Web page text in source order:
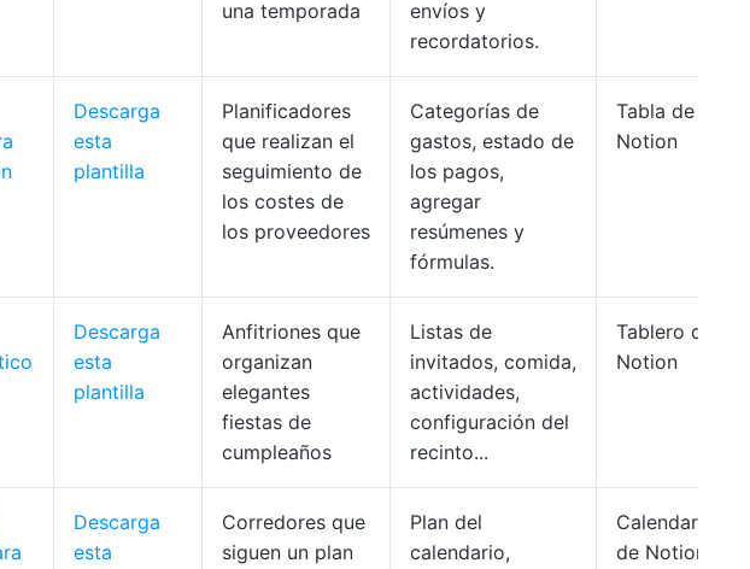
una temporada
envíos y
recordatorios.
Descarga
esta
plantilla
Planificadores
que realizan el
seguimiento de
los costes de
los proveedores
Categorías de
gastos, estado de
los pagos,
agregar
resúmenes y
fórmulas.
Tabla de
Notion
Descarga
esta
plantilla
Anfitriones que
organizan
elegantes
fiestas de
cumpleaños
Listas de
invitados, comida,
actividades,
configuración del
recinto...
Tablero de
Notion
Descarga
esta
Corredores que
siguen un plan
Plan del
calendario,
Calendario
de Notion